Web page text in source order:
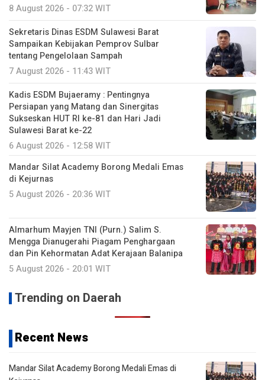
8 August 2026 - 07:32 WIT
Sekretaris Dinas ESDM Sulawesi Barat
Sampaikan Kebijakan Pemprov Sulbar
tentang Pengelolaan Sampah
7 August 2026 - 11:43 WIT
Kadis ESDM Bujaeramy : Pentingnya
Persiapan yang Matang dan Sinergitas
Sukseskan HUT RI ke-81 dan Hari Jadi
Sulawesi Barat ke-22
6 August 2026 - 12:58 WIT
Mandar Silat Academy Borong Medali Emas
di Kejurnas
5 August 2026 - 20:36 WIT
Almarhum Mayjen TNI (Purn.) Salim S.
Mengga Dianugerahi Piagam Penghargaan
dan Pin Kehormatan Adat Kerajaan Balanipa
5 August 2026 - 20:01 WIT
Trending on Daerah
Recent News
Mandar Silat Academy Borong Medali Emas di